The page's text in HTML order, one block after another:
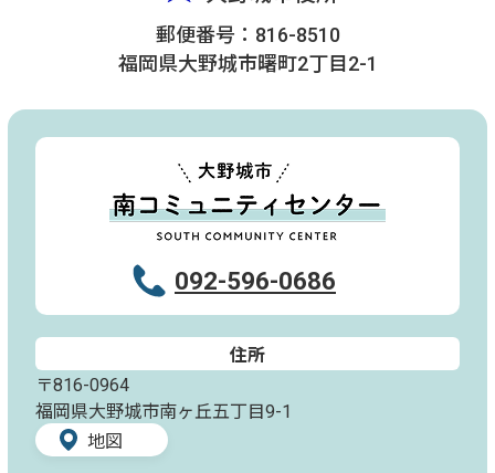
郵便番号：816-8510
福岡県大野城市曙町2丁目2-1
092-596-0686
住所
〒816-0964
福岡県大野城市南ヶ丘五丁目9-1
地図